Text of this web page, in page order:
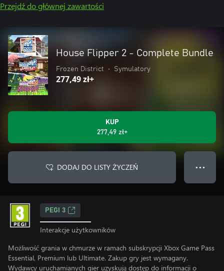
Przejdź do głównej zawartości
House Flipper 2 - Complete Bundle
Frozen District • Symulatory
277,49 zł+
KUP
277,49 zł+
DODAJ DO LISTY ŻYCZEŃ ● ● ●
PEGI 3
Interakcje użytkowników
Możliwość grania w chmurze w ramach subskrypcji Xbox Game Pass
Essential, Premium lub Ultimate. Zakup gry jest wymagany.
Wydawcy uruchamianych gier uzyskują dostęp do informacji o